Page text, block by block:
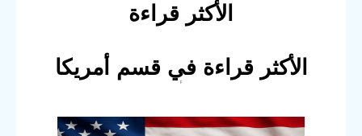
الأكثر قراءة
الأكثر قراءة في قسم أمريكا